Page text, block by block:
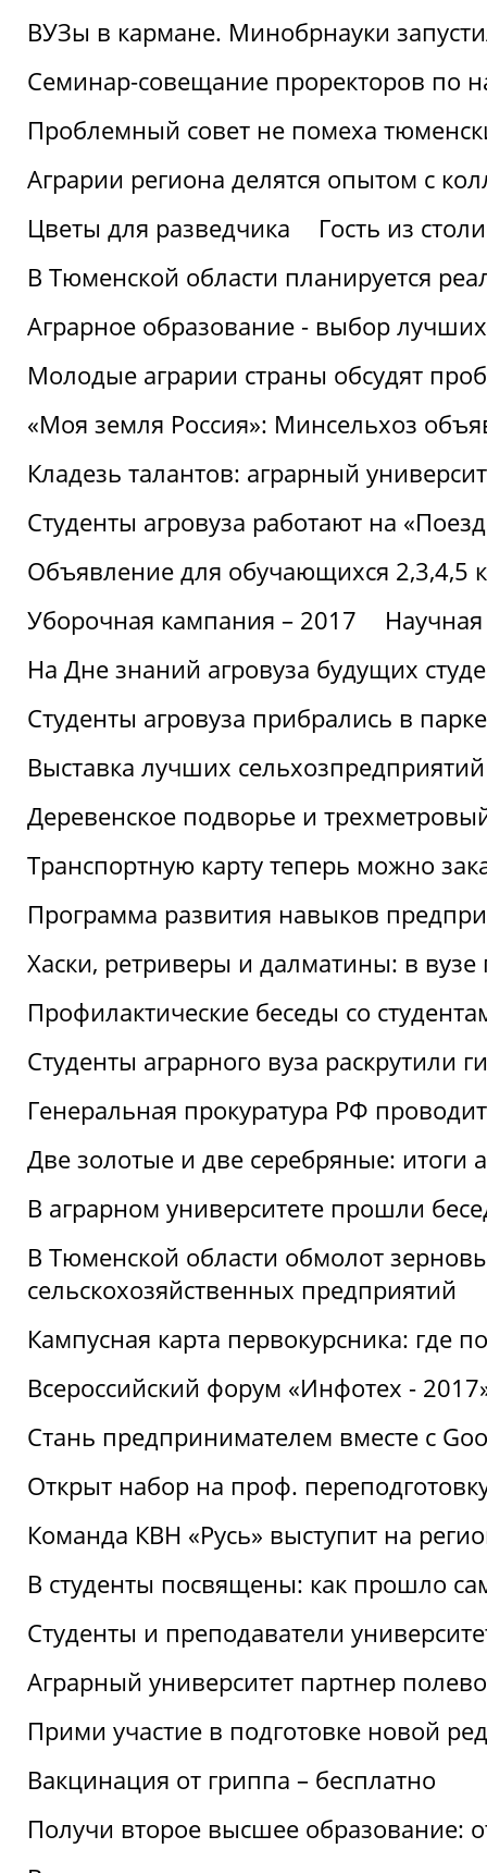
ВУЗы в кармане. Минобрнауки
Семинар-совещание проректоров по
Проблемный совет не помеха
Аграрии региона делятся опытом с
Цветы для разведчика
Гость из
В Тюменской области планируется
Аграрное образование - выбор лучших
Молодые аграрии страны обсудят
«Моя земля Россия»: Минсельхоз
Кладезь талантов: аграрный
Студенты агровуза работают на
Объявление для обучающихся 2,3,4,5
Уборочная кампания – 2017
На Дне знаний агровуза будущих
Студенты агровуза прибрались в
Выставка лучших
Деревенское подворье и
Транспортную карту теперь можно
Программа развития навыков
Хаски, ретриверы и далматины: в вузе
Профилактические беседы со
Студенты аграрного вуза раскрутили
Генеральная прокуратура РФ
Две золотые и две серебряные:
В аграрном университете прошли
В Тюменской области обмолот
сельскохозяйственных предприятий
Кампусная карта первокурсника: где
Всероссийский форум «Инфотех -
Стань предпринимателем вместе с
Открыт набор на проф.
Команда КВН «Русь» выступит на
В студенты посвящены: как прошло
Студенты и преподаватели
Аграрный университет партнер
Прими участие в подготовке новой
Вакцинация от гриппа – бесплатно
Получи второе высшее образование: